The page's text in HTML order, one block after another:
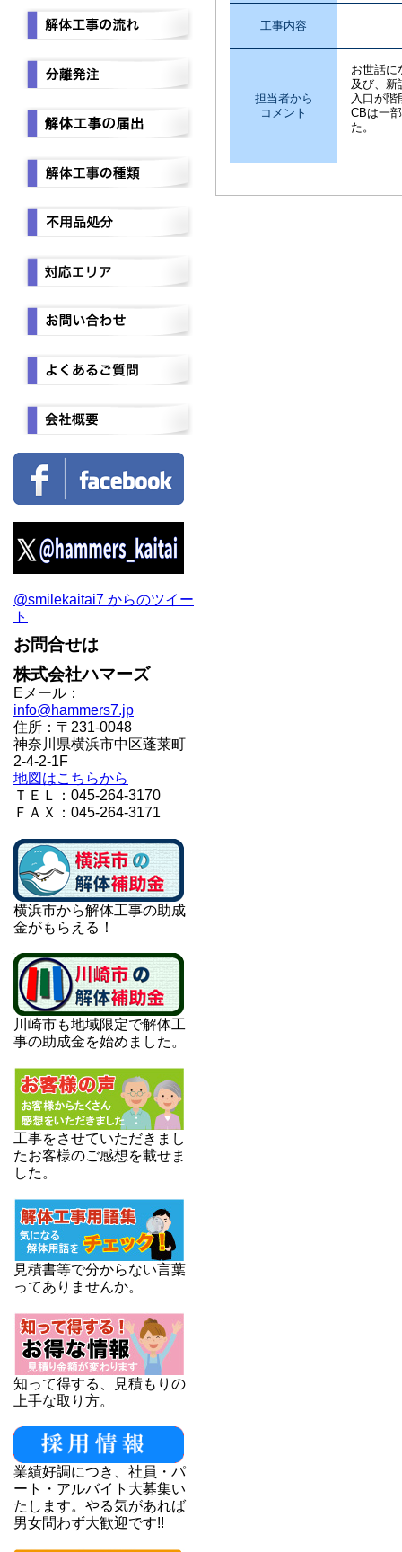
工事内容
担当者から
コメント
お世話に
及び、新
入口が階
CBは一
た。
@smilekaitai7 からのツイー
ト
お問合せは
株式会社ハマーズ
Eメール：
info@hammers7.jp
住所：〒231-0048
神奈川県横浜市中区蓬莱町
2-4-2-1F
地図はこちらから
ＴＥＬ：045-264-3170
ＦＡＸ：045-264-3171
横浜市から解体工事の助成
金がもらえる！
川崎市も地域限定で解体工
事の助成金を始めました。
工事をさせていただきまし
たお客様のご感想を載せま
した。
見積書等で分からない言葉
ってありませんか。
知って得する、見積もりの
上手な取り方。
業績好調につき、社員・パ
ート・アルバイト大募集い
たします。やる気があれば
男女問わず大歓迎です!!